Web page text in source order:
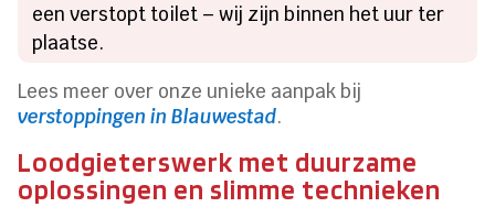
een verstopt toilet – wij zijn binnen het uur ter
plaatse.
Lees meer over onze unieke aanpak bij
verstoppingen in Blauwestad.
Loodgieterswerk met duurzame
oplossingen en slimme technieken